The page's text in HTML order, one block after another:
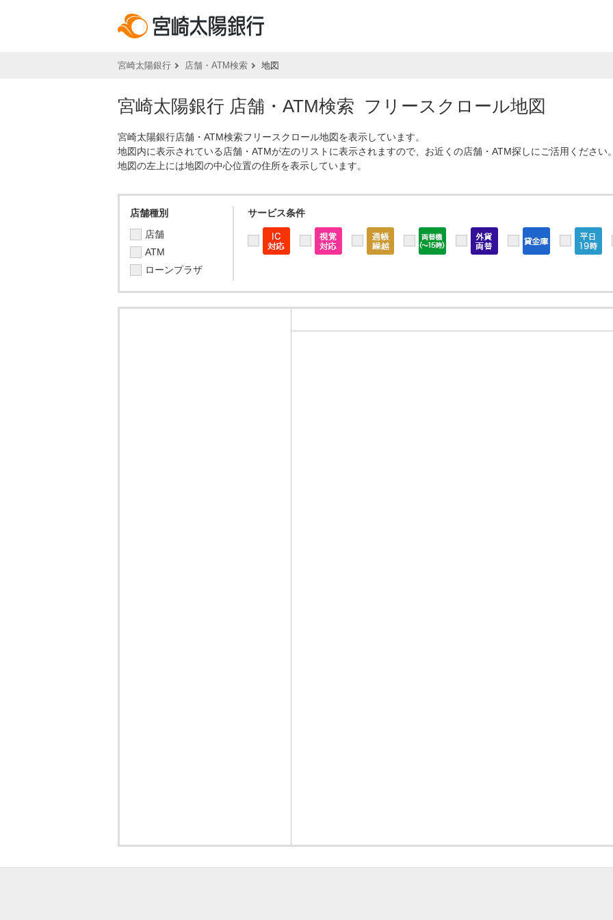
宮崎太陽銀行 店舗・ATM検索 地図
宮崎太陽銀行 店舗・ATM検索 フリースクロール地図
宮崎太陽銀行店舗・ATM検索フリースクロール地図を表示しています。
地図内に表示されている店舗・ATMが左のリストに表示されますので、お近くの店舗・ATM探しにご活用ください
地図の左上には地図の中心位置の住所を表示しています。
店舗種別
店舗
ATM
ローンプラザ
サービス条件